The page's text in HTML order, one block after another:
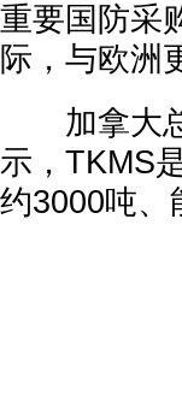
重要国防采
际，与欧洲
加拿大总
示，TKMS
约3000吨、